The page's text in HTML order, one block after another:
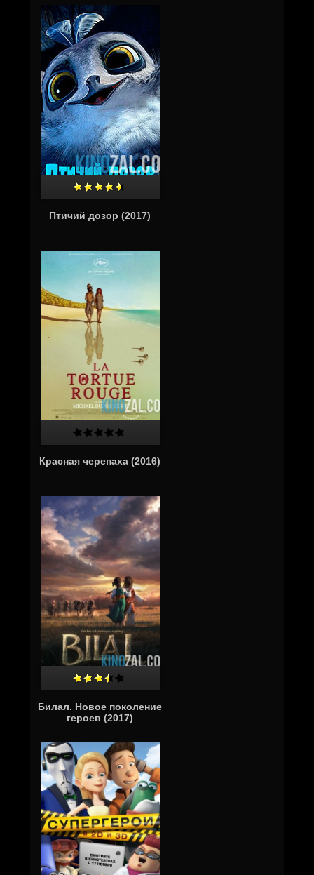
Птичий дозор (2017)
Красная черепаха (2016)
Билал. Новое поколение
героев (2017)